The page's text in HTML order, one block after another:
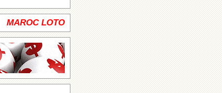
MAROC LOTO